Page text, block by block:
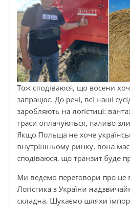
Тож сподіваюся, що восени
запрацює. До речі, всі наші
заробляють на логістиці:
траси оплачуються, паливо
Якщо Польща не хоче
внутрішньому ринку, вона
сподіваюся, що транзит буде
Ми ведемо переговори про це
Логістика з України
складна. Шукаємо шляхи